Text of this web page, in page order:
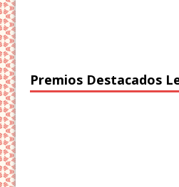
Premios Destacados